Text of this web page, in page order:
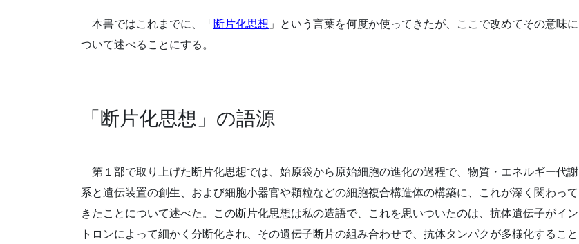
本書ではこれまでに、「 断片化思想 」という言葉を何度か使ってきたが、ここで改めてその意味に
ついて述べることにする。
「断片化思想」の語源
第１部で取り上げた断片化思想では、始原袋から原始細胞の進化の過程で、物質・エネルギー代謝
系と遺伝装置の創生、および細胞小器官や顆粒などの細胞複合構造体の構築に、これが深く関わって
きたことについて述べた。この断片化思想は私の造語で、これを思いついたのは、抗体遺伝子がイン
トロンによって細かく分断化され、その遺伝子断片の組み合わせで、抗体タンパクが多様化すること